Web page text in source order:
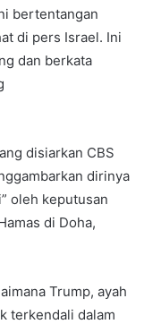
bertentangan
di pers Israel. Ini
dan berkata
disiarkan CBS
dirinya
oleh keputusan
di Doha,
Trump, ayah
terkendali dalam